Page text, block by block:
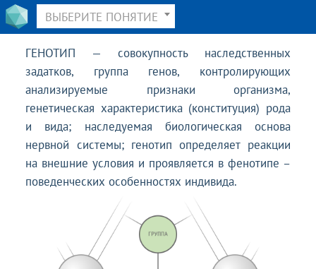
ВЫБЕРИТЕ ПОНЯТИЕ
ГЕНОТИП — совокупность наследственных
задатков, группа генов, контролирующих
анализируемые признаки организма,
генетическая характеристика (конституция) рода
и вида; наследуемая биологическая основа
нервной системы; генотип определяет реакции
на внешние условия и проявляется в фенотипе –
поведенческих особенностях индивида.